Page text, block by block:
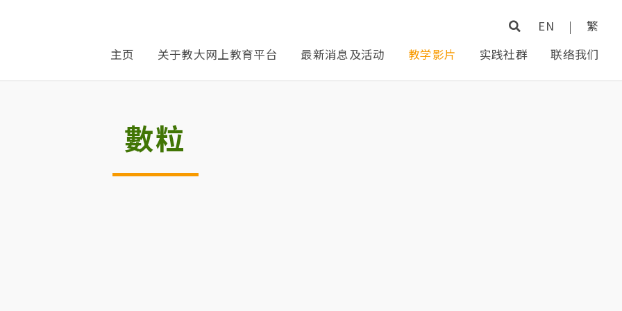
EN |
繁
主页
关于教大网上教育平台 最新消息及活动 教学影片 实践社群 联络我们
數粒